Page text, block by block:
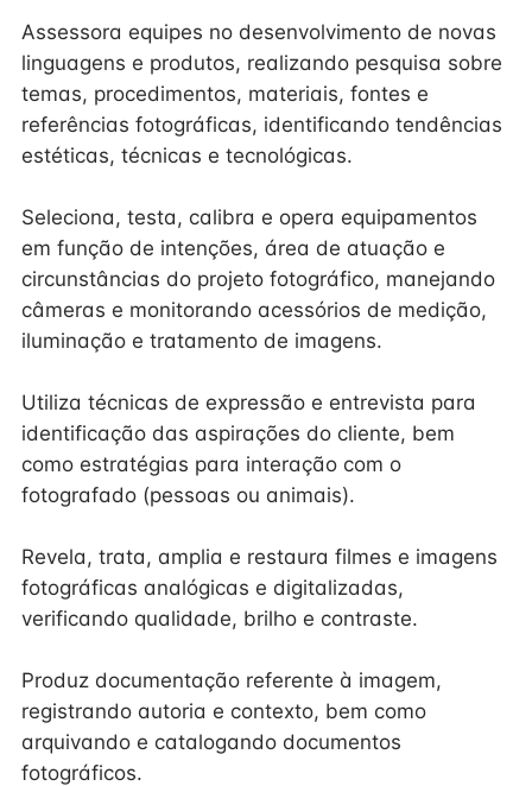
Assessora equipes no desenvolvimento de novas
linguagens e produtos, realizando pesquisa sobre
temas, procedimentos, materiais, fontes e
referências fotográficas, identificando tendências
estéticas, técnicas e tecnológicas.
Seleciona, testa, calibra e opera equipamentos
em função de intenções, área de atuação e
circunstâncias do projeto fotográfico, manejando
câmeras e monitorando acessórios de medição,
iluminação e tratamento de imagens.
Utiliza técnicas de expressão e entrevista para
identificação das aspirações do cliente, bem
como estratégias para interação com o
fotografado (pessoas ou animais).
Revela, trata, amplia e restaura filmes e imagens
fotográficas analógicas e digitalizadas,
verificando qualidade, brilho e contraste.
Produz documentação referente à imagem,
registrando autoria e contexto, bem como
arquivando e catalogando documentos
fotográficos.